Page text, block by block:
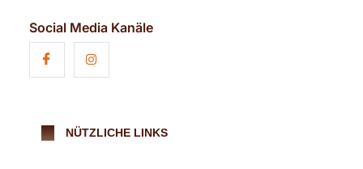
Social Media Kanäle
NÜTZLICHE LINKS